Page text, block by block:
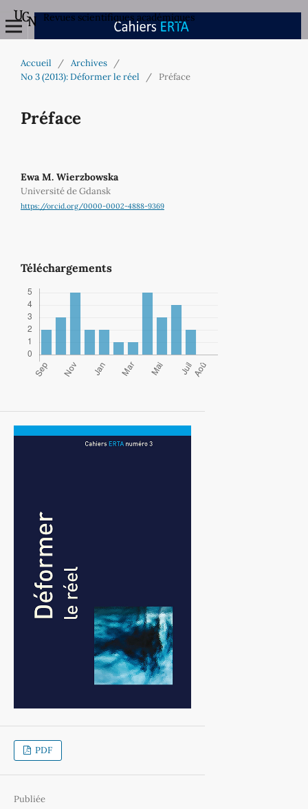
Revues scientifiques académiques
Accueil / Archives
/
No 3 (2013): Déformer le réel
/ Préface
Préface
Ewa M. Wierzbowska
Université de Gdansk
https://orcid.org/0000-0002-4888-9369
Téléchargements
PDF
Publiée